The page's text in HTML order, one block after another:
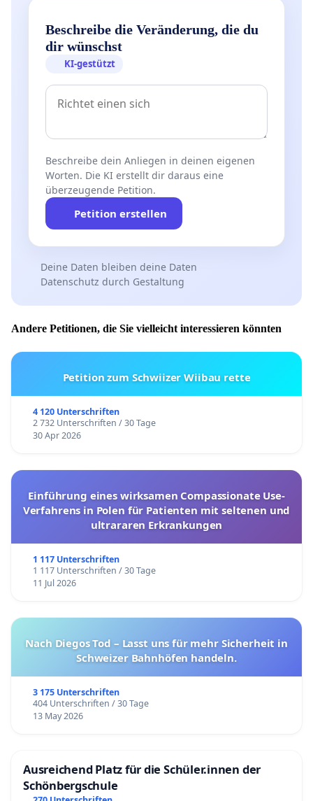
Beschreibe die Veränderung, die du
dir wünschst
KI-gestützt
Beschreibe dein Anliegen in deinen eigenen
Worten. Die KI erstellt dir daraus eine
überzeugende Petition.
Petition erstellen
Deine Daten bleiben deine Daten
Datenschutz durch Gestaltung
Andere Petitionen, die Sie vielleicht interessieren könnten
Petition zum Schwiizer Wiibau rette
4 120 Unterschriften
2 732 Unterschriften / 30 Tage
30 Apr 2026
Einführung eines wirksamen Compassionate Use-
Verfahrens in Polen für Patienten mit seltenen und
ultrararen Erkrankungen
1 117 Unterschriften
1 117 Unterschriften / 30 Tage
11 Jul 2026
Nach Diegos Tod – Lasst uns für mehr Sicherheit in
Schweizer Bahnhöfen handeln.
3 175 Unterschriften
404 Unterschriften / 30 Tage
13 May 2026
Ausreichend Platz für die Schüler.innen der
Schönbergschule